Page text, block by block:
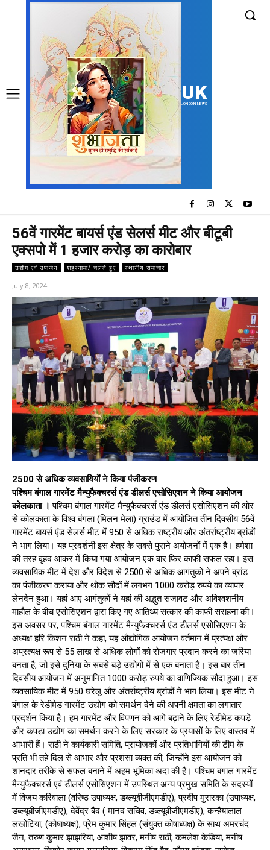
UK
LONDON NEWS
56वें ​​गारमेंट बायर्स एंड सेलर्स मीट और बीटूबी
एक्सपो में 1 हजार करोड़ का कारोबार
उद्योग एवं उपार्जन शहरनामा/ चलते हुए स्थानीय समाचार
July 8, 2024
2500 से अधिक व्यवसायियों ने किया पंजीकरण
पश्चिम बंगाल गारमेंट मैन्युफैक्चरर्स एंड डीलर्स एसोसिएशन ने किया आयोजन
कोलकाता । पश्चिम बंगाल गारमेंट मैन्युफैक्चरर्स एंड डीलर्स एसोसिएशन की ओर
से कोलकाता के विश्व बंगला (मिलन मेला) ग्राउंड में आयोजित तीन दिवसीय 56वें ​​
गारमेंट बायर्स एंड सेलर्स मीट में 950 से अधिक राष्ट्रीय और अंतर्राष्ट्रीय ब्रांडों
ने भाग लिया। यह प्रदर्शनी इस क्षेत्र के सबसे पुराने अयोजनों में एक है। हमेशा
की तरह वृहद आकर में किया गया आयोजन एक बार फिर काफी सफल रहा। इस
व्यवसायिक मीट में देश और विदेश से 2500 से अधिक आगंतुकों ने अपने ब्रांड
का पंजीकरण कराया और थोक सौदों में लगभग 1000 करोड़ रुपये का व्यापार
लेनदेन हुआ। यहां आए आगंतुकों ने यहां की अद्भुत सजावट और अविश्वशनीय
माहौल के बीच एसोसिएशन द्वारा किए गए आतिथ्य सत्कार की काफी सराहना की।
इस अवसर पर, पश्चिम बंगाल गारमेंट मैन्युफैक्चरर्स एंड डीलर्स एसोसिएशन के
अध्यक्ष हरि किशन राठी ने कहा, यह औद्योगिक आयोजन वर्तमान में प्रत्यक्ष और
अप्रत्यक्ष रूप से 55 लाख से अधिक लोगों को रोजगार प्रदान करने का जरिया
बनता है, जो इसे दुनिया के सबसे बड़े उद्योगों में से एक बनाता है। इस बार तीन
दिवसीय आयोजन में अनुमानित 1000 करोड़ रुपये का वाणिज्यिक सौदा हुआ। इस
व्यवसायिक मीट में 950 घरेलू और अंतर्राष्ट्रीय ब्रांडों ने भाग लिया। इस मीट ने
बंगाल के रेडीमेड गारमेंट उद्योग को समर्थन देने की अपनी क्षमता का लगातार
प्रदर्शन किया है। हम गारमेंट और विपणन को आगे बढ़ाने के लिए रेडीमेड कपड़े
और कपड़ा उद्योग का समर्थन करने के लिए सरकार के प्रयासों के लिए वास्तव में
आभारी हैं। राठी ने कार्यकारी समिति, प्रायोजकों और प्रतिभागियों की टीम के
प्रति भी तहे दिल से आभार और प्रशंसा व्यक्त की, जिन्होंने इस आयोजन को
शानदार तरीके से सफल बनाने में अहम भूमिका अदा की है। पश्चिम बंगाल गारमेंट
मैन्युफैक्चरर्स एवं डीलर्स एसोसिएशन में उपस्थित अन्य प्रमुख समिति के सदस्यों
में विजय करिवाला (वरिष्ठ उपाध्यक्ष, डब्ल्यूबीजीएमडीए), प्रदीप मुरारका (उपाध्यक्ष,
डब्ल्यूबीजीएमडीए), देवेंद्र बैद ( मानद सचिव, डब्ल्यूबीजीएमडीए), कन्हैयालाल
लखोटिया, (कोषाध्यक्ष), प्रेम कुमार सिंहल (संयुक्त कोषाध्यक्ष) के साथ अमरचंद
जैन, तरुण कुमार झाझरिया, आशीष झावर, मनीष राठी, कमलेश केडिया, मनीष